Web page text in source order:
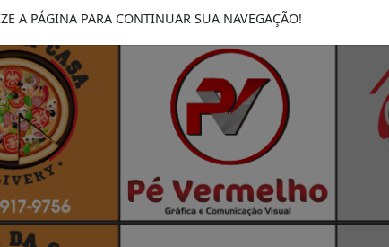
A PÁGINA PARA CONTINUAR SUA NAVEGAÇÃO!